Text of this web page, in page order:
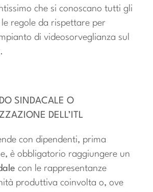
che si conoscano tutti gli
regole da rispettare per
di videosorveglianza sul
SINDACALE O
DELL’ITL
con dipendenti, prima
è obbligatorio raggiungere un
con le rappresentanze
produttiva coinvolta o, ove